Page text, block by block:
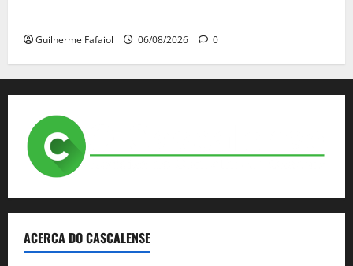
Guilherme Fafaiol 06/08/2026 0
ACERCA DO CASCALENSE